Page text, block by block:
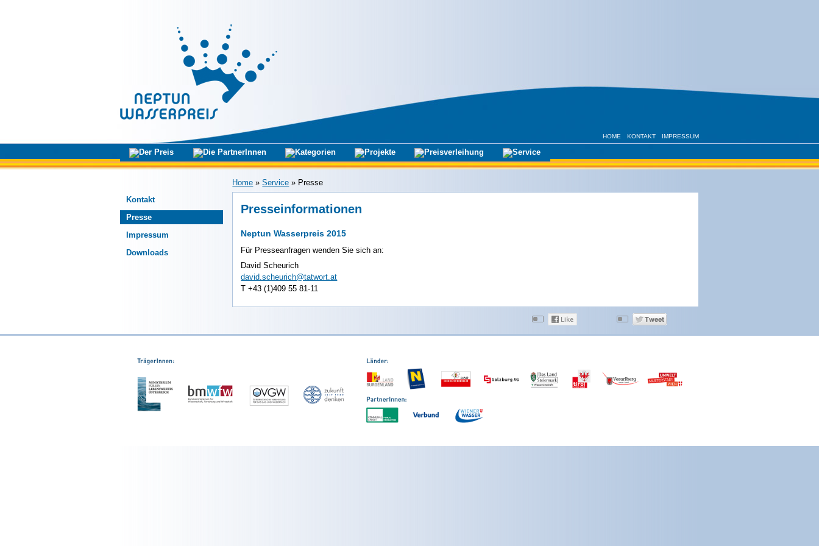
HOME KONTAKT IMPRESSUM
Kontakt
Presse
Impressum
Downloads
Home »Service » Presse
Presseinformationen
Neptun Wasserpreis 2015
Für Presseanfragen wenden Sie sich an:
David Scheurich
david.scheurich@tatwort.at
T +43 (1)409 55 81-11